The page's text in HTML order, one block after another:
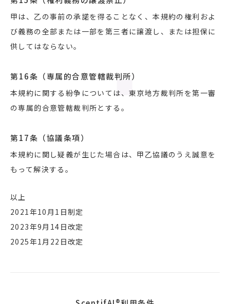
甲は、乙の事前の承諾を得ることなく、本規約の権利およ
び義務の全部または一部を第三者に譲渡し、または担保に
供してはならない。
第16条（専属的合意管轄裁判所）
本規約に関する紛争については、東京地方裁判所を第一審
の専属的合意管轄裁判所とする。
第17条（協議条項）
本規約に関し疑義が生じた場合は、甲乙協議のうえ誠意を
もって解決する。
以上
2021年10月1日制定
2023年9月14日改定
2025年1月22日改定